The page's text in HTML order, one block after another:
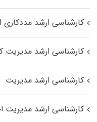
کارشناسی ارشد مددکاری
کارشناسی ارشد مدیریت
کارشناسی ارشد مدیریت
کارشناسی ارشد مدیریت